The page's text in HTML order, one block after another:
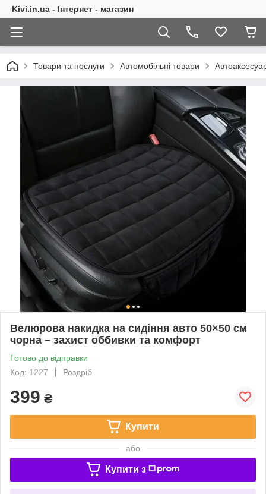
Kivi.in.ua - Інтернет - магазин
Товари та послуги Автомобільні товари
Велюрова накидка на сидіння авто 50×50 см
чорна – захист оббивки та комфорт
Готово до відправки
Код: 1227
Роздріб
399 ₴
Купити
або
Купити з